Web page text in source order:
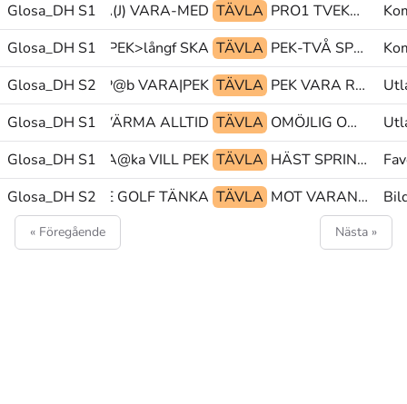
Glosa_DH S1
VILL KALLA-PÅ(J) VARA-MED TÄVLA PRO1 TVEKA OK@b
Glosa_DH S1OCH PEK>långf SKA TÄVLA PEK-TVÅ SPELA-DUBBEL@z I@b
Glosa_DH S2
SAMMA TYP@b VARA|PEK TÄVLA PEK VARA ROLIG
Glosa_DH S1
BARA(B) UPP^VÄRMA ALLTID TÄVLA OMÖJLIG OMÖJLIG OK@b
Glosa_DH S1POSERA@ka VILL PEK TÄVLA HÄST SPRINGA(VVb) POSERA@ka
Glosa_DH S2UTE GOLF TÄNKA TÄVLA MOT VARANDRA BESTÄMMA-SIG
« Föregående Nästa »